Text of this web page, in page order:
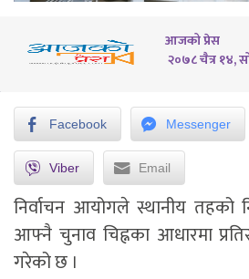
आजको प्रेस
२०७८ चैत्र १४,
Facebook Messenger
Viber Email
निर्वाचन आयोगले स्थानीय तहको
आफ्नै चुनाव चिह्नका आधारमा
गरेको छ ।